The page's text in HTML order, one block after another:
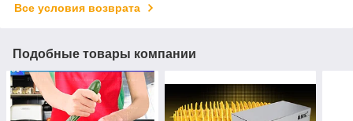
Все условия возврата
Подобные товары компании